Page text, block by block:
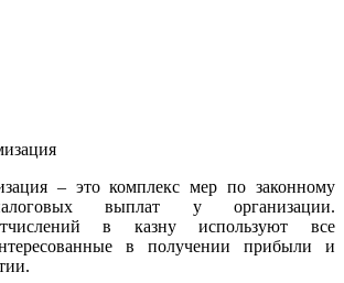
– это комплекс мер по законному
выплат у организации.
в казну используют все
в получении прибыли и